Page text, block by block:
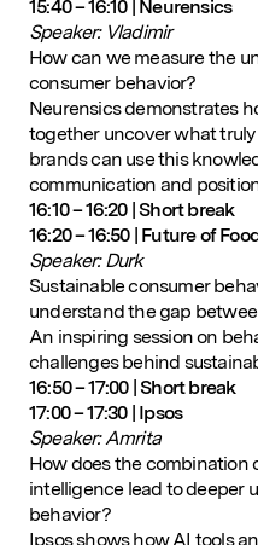
15:40 – 16:10 | Neurensics
Speaker: Vladimir
How can we measure the
consumer behavior?
Neurensics demonstrates
together uncover what
brands can use this
communication and
16:10 – 16:20 | Short break
16:20 – 16:50 | Future of
Speaker: Durk
Sustainable consumer
understand the gap
An inspiring session on
challenges behind
16:50 – 17:00 | Short break
17:00 – 17:30 | Ipsos
Speaker: Amrita
How does the combination
intelligence lead to deeper
behavior?
Ipsos shows how AI tools